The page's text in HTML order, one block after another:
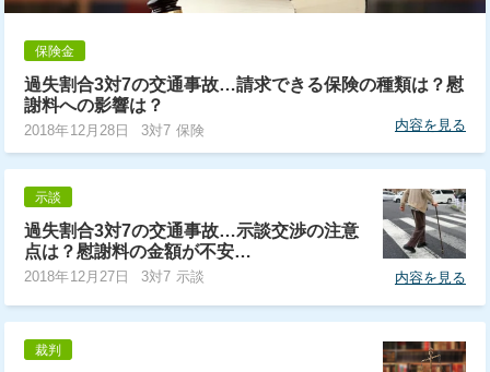
保険金
過失割合3対7の交通事故…請求できる保険の種類は？慰
謝料への影響は？
2018年12月28日 3対7 保険 内容を見る
示談
過失割合3対7の交通事故…示談交渉の注意
点は？慰謝料の金額が不安…
2018年12月27日 3対7 示談 内容を見る
裁判